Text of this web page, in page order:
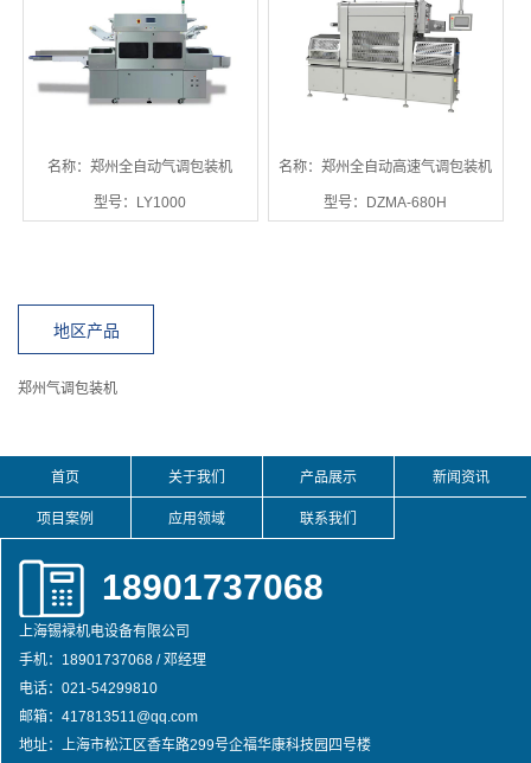
名称：郑州全自动气调包装机
型号：LY1000
名称：郑州全自动高速气调包装机
型号：DZMA-680H
地区产品
郑州气调包装机
首页 关于我们 产品展示 新闻资讯
项目案例 应用领域 联系我们
18901737068
上海锡䘵机电设备有限公司
手机：18901737068 / 邓经理
电话：021-54299810
邮箱：417813511@qq.com
地址：上海市松江区香车路299号企福华康科技园四号楼